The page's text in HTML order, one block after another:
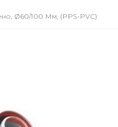
Ø60/100 Мм, (PPS-PVC)